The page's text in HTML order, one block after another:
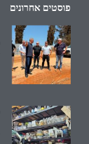
פוסטים אחרונים